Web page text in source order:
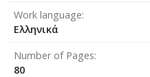
Work language
Ελληνικά
Number of Pages
80